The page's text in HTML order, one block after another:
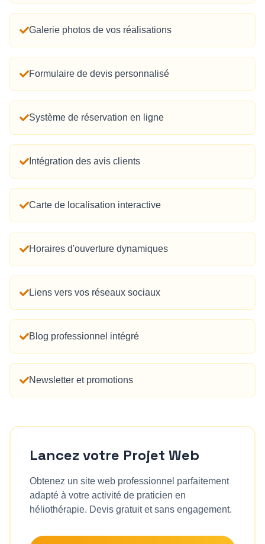
Galerie photos de vos réalisations
Formulaire de devis personnalisé
Système de réservation en ligne
Intégration des avis clients
Carte de localisation interactive
Horaires d'ouverture dynamiques
Liens vers vos réseaux sociaux
Blog professionnel intégré
Newsletter et promotions
Lancez votre Projet Web
Obtenez un site web professionnel parfaitement
adapté à votre activité de praticien en
héliothérapie. Devis gratuit et sans engagement.